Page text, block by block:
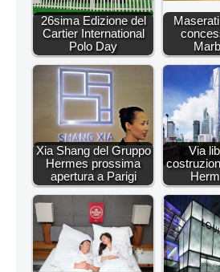
26sima Edizione del
Cartier International
Polo Day
Xia Shang del Gruppo
Hermes prossima
apertura a Parigi
Via